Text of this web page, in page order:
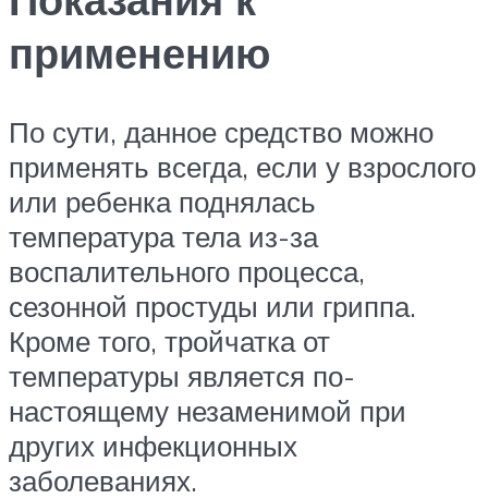
применению
По сути, данное средство можно
применять всегда, если у взрослого
или ребенка поднялась
температура тела из-за
воспалительного процесса,
сезонной простуды или гриппа.
Кроме того, тройчатка от
температуры является по-
настоящему незаменимой при
других инфекционных
заболеваниях.